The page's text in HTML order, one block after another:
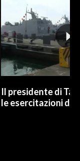
Il presidente di
le esercitazioni